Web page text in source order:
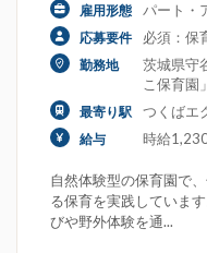
雇用形態 パート・
応募要件 必須：保
勤務地
茨城県守
こ保育園」
最寄り駅 つくばエ
給与 時給
自然体験型の保育園で
る保育を実践していま
びや野外体験を通...